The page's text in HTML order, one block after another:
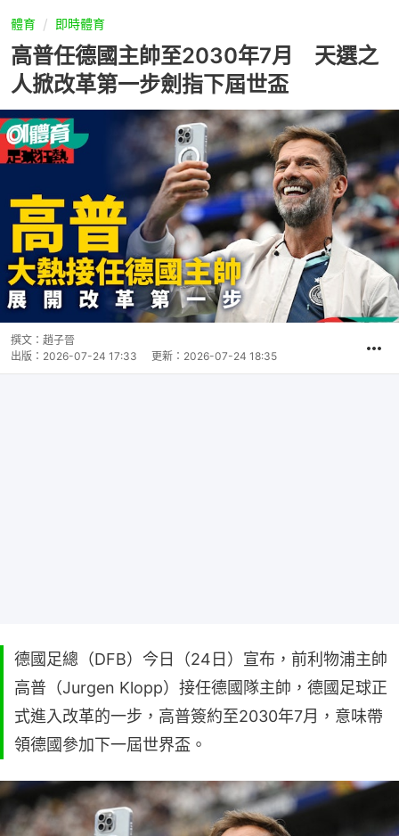
體育 即時體育
高普任德國主帥至2030年7月 天選之
人掀改革第一步劍指下屆世盃
撰文： 趙子晉
出版： 2026-07-24 17:33 更新： 2026-07-24 18:35
德國足總（DFB）今日（24日）宣布，前利物浦主帥
高普（Jurgen Klopp）接任德國隊主帥，德國足球正
式進入改革的一步，高普簽約至2030年7月，意味帶
領德國參加下一屆世界盃。